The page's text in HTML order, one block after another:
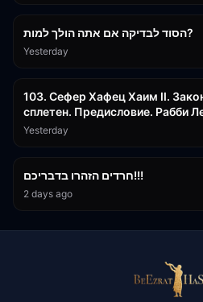
הסוד לבדיקה אם אתה הולך למות?
Yesterday
103. Сефер Хафец Хаим II.
сплетен. Предисловие. Рабби
Yesterday
חרדים הזהרו בדבריכם!!!
2 days ago